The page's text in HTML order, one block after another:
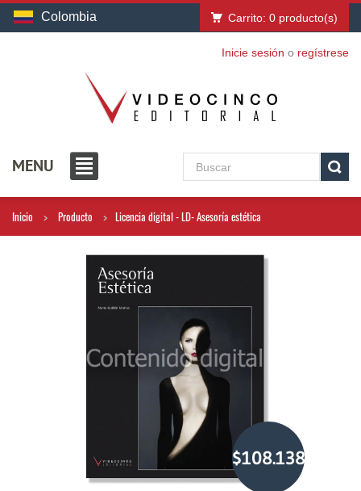
Colombia Carrito: 0 producto(s)
Inicie sesión o regístrese
MENU
Inicio Producto Licencia digital - LD- Asesoría estética
$108.138,08